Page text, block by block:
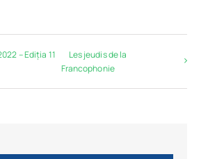
– Ediția 11
Les jeudis de la
Francophonie